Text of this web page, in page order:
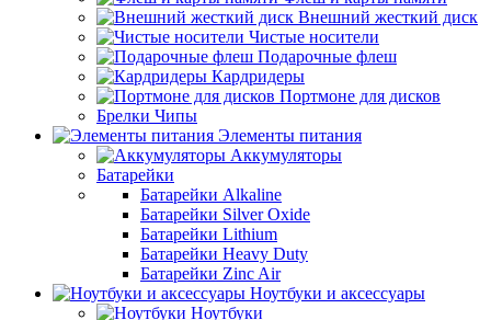
Внешний жесткий диск
Чистые носители
Подарочные флеш
Кардридеры
Портмоне для дисков
Брелки Чипы
Элементы питания
Аккумуляторы
Батарейки
Батарейки Alkaline
Батарейки Silver Oxide
Батарейки Lithium
Батарейки Heavy Duty
Батарейки Zinc Air
Ноутбуки и аксессуары
Ноутбуки